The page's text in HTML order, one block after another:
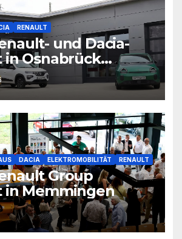
RENAULT
und Dacia-
in Osnabrück
DACIA ELEKTROMOBILITÄT RENAULT
Group
in Memmingen